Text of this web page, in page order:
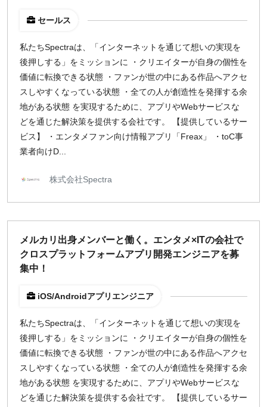
東京
名古屋
京都
福岡
募集状況
募集中のみ表示
時給
¥2,000 ¥3,000 ¥4,000 ¥5,000〜
検索
セールス
私たちSpectraは、「インターネットを通じて想いの実現を
後押しする」をミッションに ・クリエイターが自身の個性を
価値に転換できる状態 ・ファンが世の中にある作品へアクセ
スしやすくなっている状態 ・全ての人が創造性を発揮する余
地がある状態 を実現するために、アプリやWebサービスな
どを通じた解決策を提供する会社です。 【提供しているサー
ビス】 ・エンタメファン向け情報アプリ「Freax」 ・toC事
業者向けD...
株式会社Spectra
メルカリ出身メンバーと働く。エンタメ×ITの会社で
クロスプラットフォームアプリ開発エンジニアを募
集中！
iOS/Androidアプリエンジニア
私たちSpectraは、「インターネットを通じて想いの実現を
後押しする」をミッションに ・クリエイターが自身の個性を
価値に転換できる状態 ・ファンが世の中にある作品へアクセ
スしやすくなっている状態 ・全ての人が創造性を発揮する余
地がある状態 を実現するために、アプリやWebサービスな
どを通じた解決策を提供する会社です。 【提供しているサー